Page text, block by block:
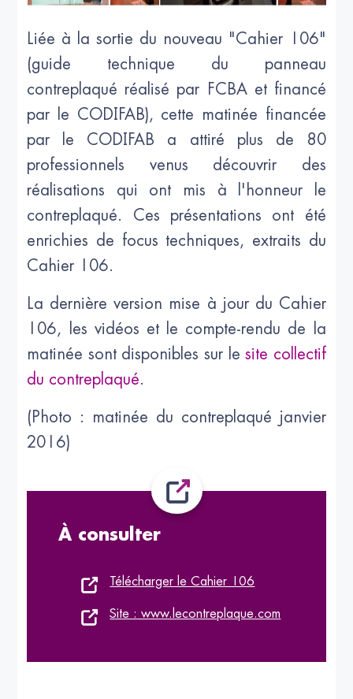
Liée à la sortie du nouveau "Cahier 106"
(guide technique du panneau
contreplaqué réalisé par FCBA et financé
par le CODIFAB), cette matinée financée
par le CODIFAB a attiré plus de 80
professionnels venus découvrir des
réalisations qui ont mis à l'honneur le
contreplaqué. Ces présentations ont été
enrichies de focus techniques, extraits du
Cahier 106.
La dernière version mise à jour du Cahier
106, les vidéos et le compte-rendu de la
matinée sont disponibles sur lesite collectif
du contreplaqué.
(Photo : matinée du contreplaqué janvier
2016)
À consulter
Télécharger le Cahier 106
Site : www.lecontreplaque.com